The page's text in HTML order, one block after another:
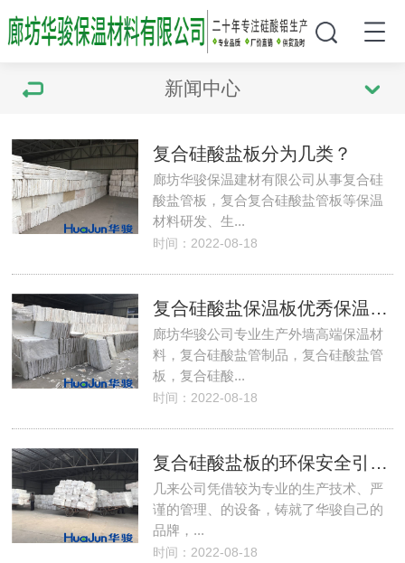
新闻中心
复合硅酸盐板分为几类？
廊坊华骏保温建材有限公司从事复合硅
酸盐管板，复合复合硅酸盐管板等保温
材料研发、生...
时间：2022-08-18
复合硅酸盐保温板优秀保温性能的原因是什么呢？
廊坊华骏公司专业生产外墙高端保温材
料，复合硅酸盐管制品，复合硅酸盐管
板，复合硅酸...
时间：2022-08-18
复合硅酸盐板的环保安全引发什么的关注
几来公司凭借较为专业的生产技术、严
谨的管理、的设备，铸就了华骏自己的
品牌，...
时间：2022-08-18